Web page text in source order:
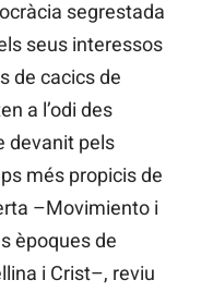
segrestada
seus interessos
de cacics de
a l’odi des
devanit pels
més propicis de
–Movimiento i
èpoques de
i Crist–, reviu